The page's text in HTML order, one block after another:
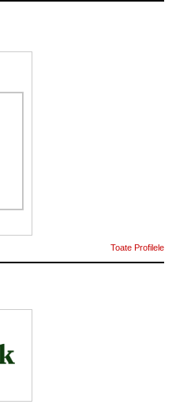
Toate Profilele